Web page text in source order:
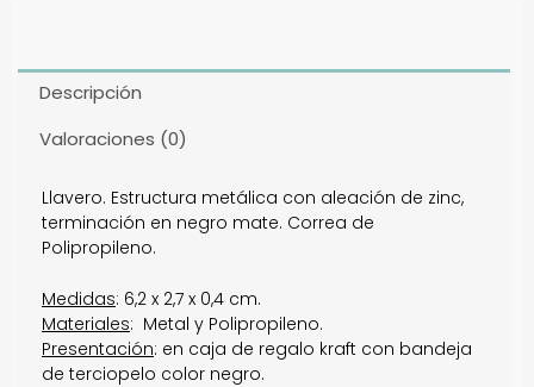
Descripción
Valoraciones (0)
Llavero. Estructura metálica con aleación de zinc,
terminación en negro mate. Correa de
Polipropileno.
Medidas: 6,2 x 2,7 x 0,4 cm.
Materiales: Metal y Polipropileno.
Presentación: en caja de regalo kraft con bandeja
de terciopelo color negro.